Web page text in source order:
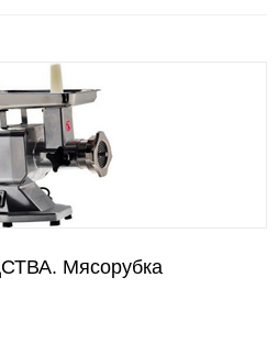
Мясорубка